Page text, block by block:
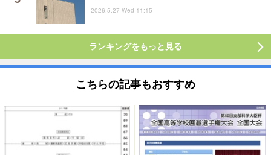
2026.5.27 Wed 11:15
ランキングをもっと見る
こちらの記事もおすすめ